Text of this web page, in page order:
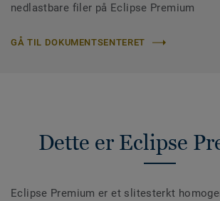
nedlastbare filer på Eclipse Premium
GÅ TIL DOKUMENTSENTERET
Dette er Eclipse
Eclipse Premium er et slitesterkt